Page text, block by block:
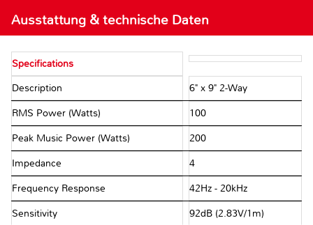
Ausstattung & technische Daten
Specifications
Description 6" x 9" 2-Way
RMS Power (Watts) 100
Peak Music Power (Watts) 200
Impedance 4Ω
Frequency Response 42Hz - 20kHz
Sensitivity 92dB (2.83V/1m)